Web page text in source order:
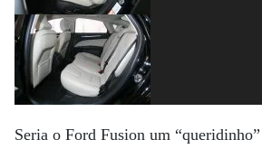
Seria o Ford Fusion um “queridinho”